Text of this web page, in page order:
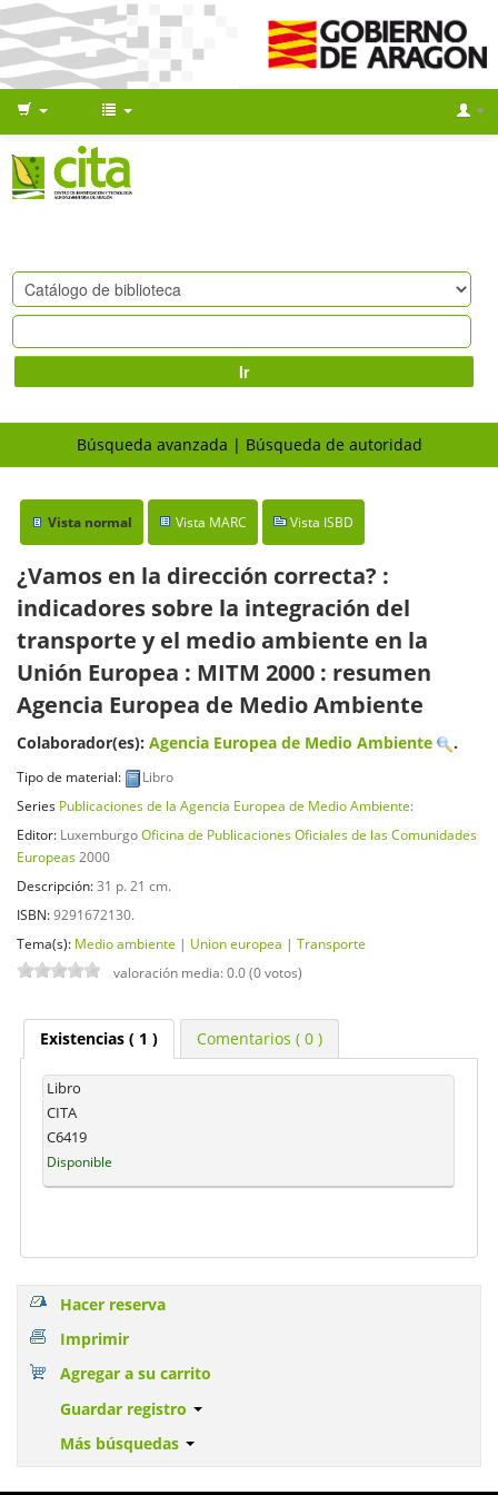
Ir
Búsqueda avanzada Búsqueda de autoridad
Vista normal Vista MARC Vista ISBD
¿Vamos en la dirección correcta? :
indicadores sobre la integración del
transporte y el medio ambiente en la
Unión Europea : MITM 2000 : resumen
Agencia Europea de Medio Ambiente
Colaborador(es): Agencia Europea de Medio Ambiente .
Tipo de material:
Libro
Series Publicaciones de la Agencia Europea de Medio Ambiente:
Editor: LuxemburgoOficina de Publicaciones Oficiales de las Comunidades
Europeas 2000
Descripción: 31 p. 21 cm.
ISBN:9291672130.
Tema(s): Medio ambiente | Union europea | Transporte
valoración media: 0.0 (0 votos)
Existencias( 1 ) Comentarios ( 0 )
Libro
CITA
C6419
Disponible
Hacer reserva
Imprimir
Agregar a su carrito
Guardar registro
Más búsquedas